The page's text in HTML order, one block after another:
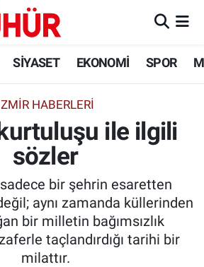
SİYASET EKONOMİ SPOR
HABERLERI
ile ilgili
sözler
bir şehrin esaretten
aynı zamanda küllerinden
bir milletin bağımsızlık
taçlandırdığı tarihi bir
milattır.
Haritası
Durumu ve Fikstür